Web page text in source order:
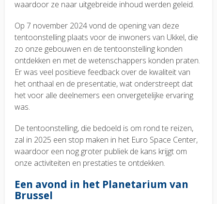
waardoor ze naar uitgebreide inhoud werden geleid.
Op 7 november 2024 vond de opening van deze
tentoonstelling plaats voor de inwoners van Ukkel, die
zo onze gebouwen en de tentoonstelling konden
ontdekken en met de wetenschappers konden praten.
Er was veel positieve feedback over de kwaliteit van
het onthaal en de presentatie, wat onderstreept dat
het voor alle deelnemers een onvergetelijke ervaring
was.
De tentoonstelling, die bedoeld is om rond te reizen,
zal in 2025 een stop maken in het Euro Space Center,
waardoor een nog groter publiek de kans krijgt om
onze activiteiten en prestaties te ontdekken.
Een avond in het Planetarium van
Brussel